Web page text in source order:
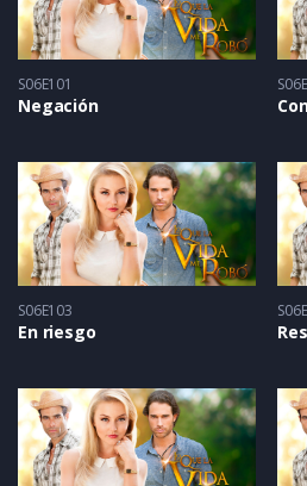
S06E101
Negación
S06E103
En riesgo